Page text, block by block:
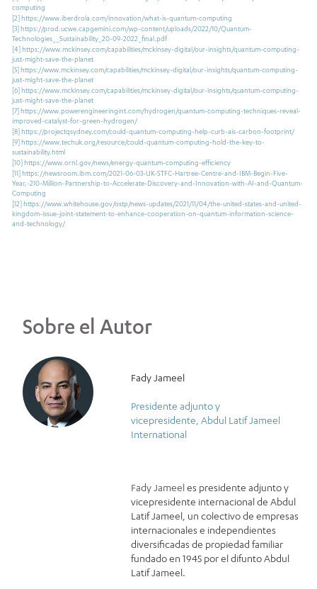
computing
[2] https://www.iberdrola.com/innovation/what-is-quantum-computing
[3] https://prod.ucwe.capgemini.com/wp-content/uploads/2022/10/Quantum-
Technologies__Sustainability_20-09-2022_final.pdf
[4] https://www.mckinsey.com/capabilities/mckinsey-digital/our-insights/quantum-computing-
just-might-save-the-planet
[5] https://www.mckinsey.com/capabilities/mckinsey-digital/our-insights/quantum-computing-
just-might-save-the-planet
[6] https://www.mckinsey.com/capabilities/mckinsey-digital/our-insights/quantum-computing-
just-might-save-the-planet
[7] https://www.powerengineeringint.com/hydrogen/quantum-computing-techniques-reveal-
improved-catalyst-for-green-hydrogen/
[8] https://projectqsydney.com/could-quantum-computing-help-curb-ais-carbon-footprint/
[9] https://www.techuk.org/resource/could-quantum-computing-hold-the-key-to-
sustainability.html
[10] https://www.ornl.gov/news/energy-quantum-computing-efficiency
[11] https://newsroom.ibm.com/2021-06-03-UK-STFC-Hartree-Centre-and-IBM-Begin-Five-
Year,-210-Million-Partnership-to-Accelerate-Discovery-and-Innovation-with-AI-and-Quantum-
Computing
[12] https://www.whitehouse.gov/ostp/news-updates/2021/11/04/the-united-states-and-united-
kingdom-issue-joint-statement-to-enhance-cooperation-on-quantum-information-science-
and-technology/
Sobre el Autor
Fady Jameel
Presidente adjunto y
vicepresidente, Abdul Latif Jameel
International
Fady Jameeles presidente adjunto y
vicepresidente internacional de Abdul
Latif Jameel, un colectivo de empresas
internacionales e independientes
diversificadas de propiedad familiar
fundado en 1945 por el difunto Abdul
Latif Jameel.